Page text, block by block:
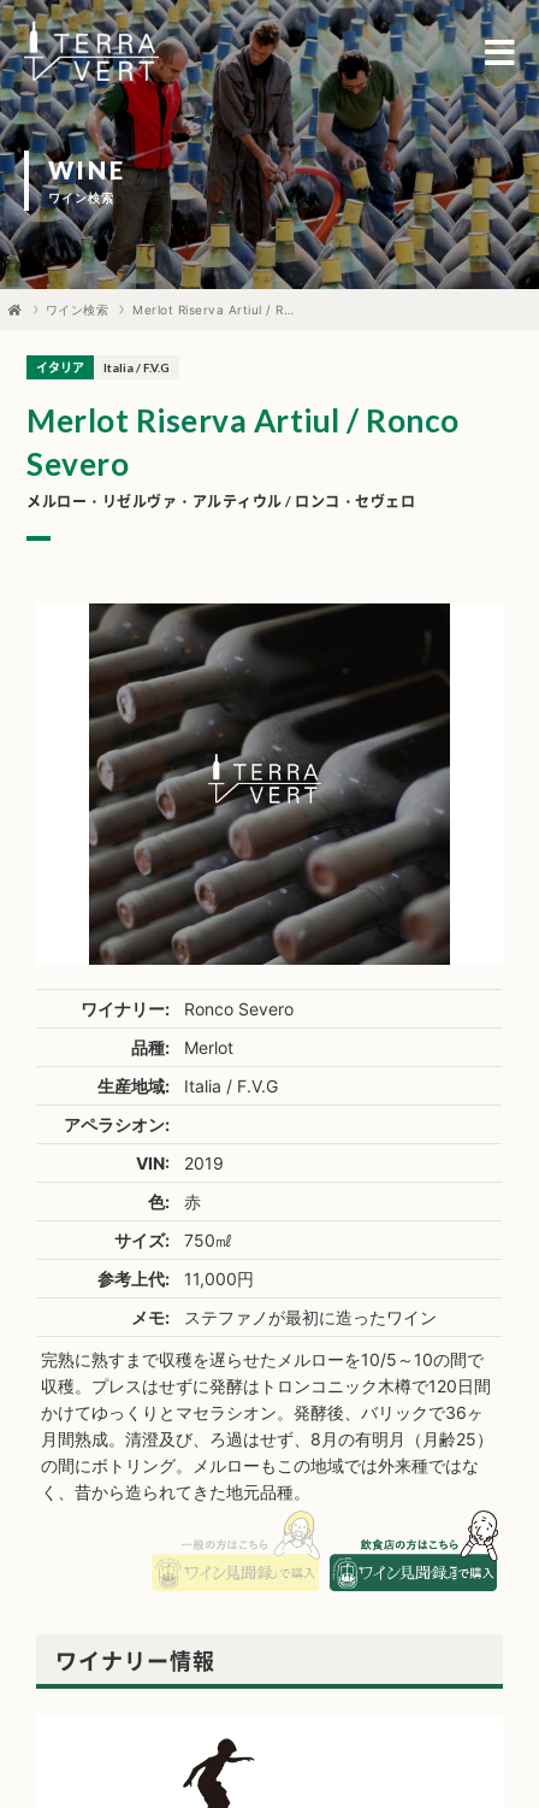
WINE
ワイン検索
ワイン検索
Merlot Riserva Artiul / Ronco
Severo
メルロー・リゼルヴァ・アルティウル / ロンコ・セヴェロ
イタリア Italia / F.V.G
ワイナリー:
Ronco Severo
品種:
Merlot
生産地域:
Italia / F.V.G
アペラシオン:
VIN:
2019
色:
赤
サイズ:
750㎖
参考上代:
11,000円
メモ:
ステファノが最初に造ったワイン
完熟に熟すまで収穫を遅らせたメルローを10/5～10の間で
収穫。プレスはせずに発酵はトロンコニック木樽で120日間
かけてゆっくりとマセラシオン。発酵後、バリックで36ヶ
月間熟成。清澄及び、ろ過はせず、8月の有明月（月齢25）
の間にボトリング。メルローもこの地域では外来種ではな
く、昔から造られてきた地元品種。
ワイナリー情報